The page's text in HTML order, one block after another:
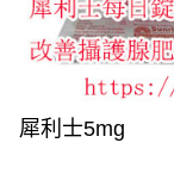
犀利士5mg